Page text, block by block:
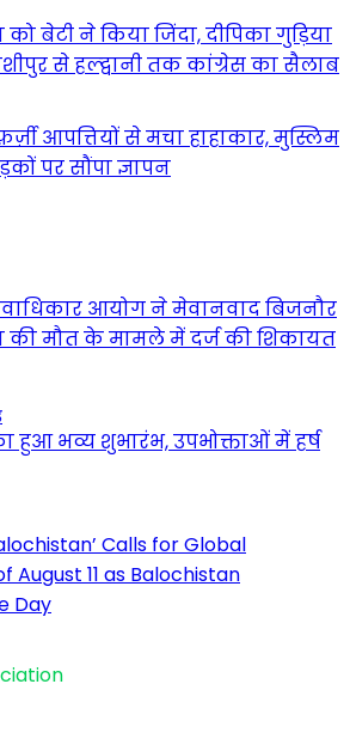
को बेटी ने किया जिंदा, दीपिका गुड़िया
से हल्द्वानी तक कांग्रेस का सैलाब
आपत्तियों से मचा हाहाकार, मुस्लिम
पर सौंपा ज्ञापन
आयोग ने मेवानवाद बिजनौर
की मौत के मामले में दर्ज की शिकायत
हुआ भव्य शुभारंभ, उपभोक्ताओं में हर्ष
Calls for Global
August 11 as Balochistan
Day